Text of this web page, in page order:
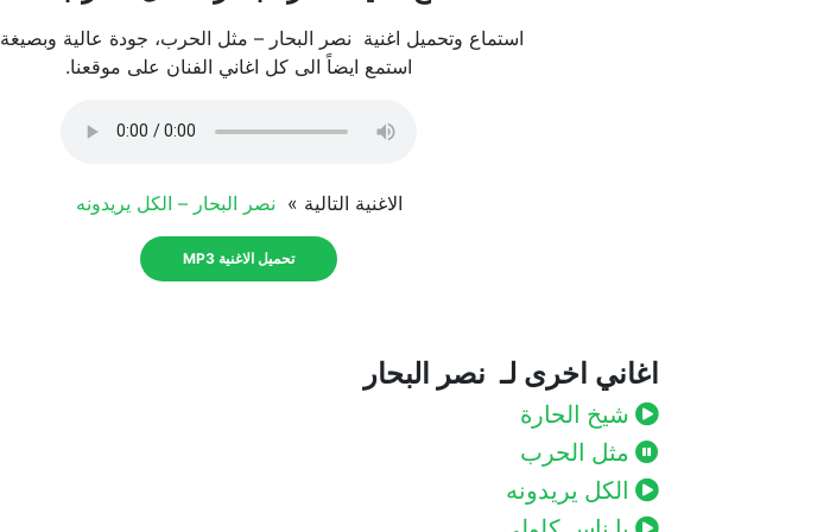
استماع وتحميل اغنية نصر البحار – مثل الحرب، جودة عالية وبصيغة MP3
استمع ايضاً الى كل اغاني الفنان على موقعنا.
الاغنية التالية » نصر البحار – الكل يريدونه
تحميل الاغنية MP3
اغاني اخرى لـ نصر البحار
شيخ الحارة
مثل الحرب
الكل يريدونه